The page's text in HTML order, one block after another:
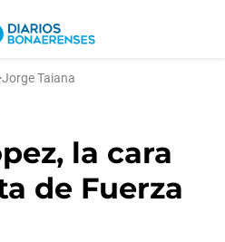
Jorge Taiana
la cara
de Fuerza